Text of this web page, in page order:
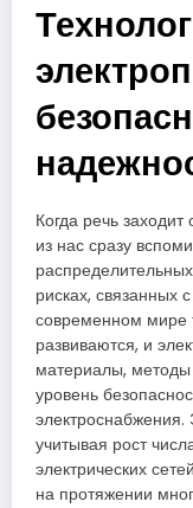
Когда речь
из нас сразу
рисках, связанных
современном мире
развиваются, и
материалы,
уровень
электроснабжения.
учитывая рост
электрических
на протяжении